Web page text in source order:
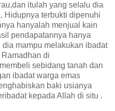
itulah yang selalu dia
Hidupnya terbukti dipenuhi
hanyalah menjual kain
pendapatannya hanya
mampu melakukan ibadat
di
sebidang tanah dan
ibadat warga emas
baki usianya
kepada Allah di situ .